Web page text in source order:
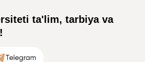
ta'lim, tarbiya va
Telegram